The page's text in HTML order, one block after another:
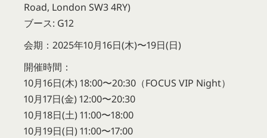
Road, London SW3 4RY)
ブース: G12
会期：2025年10月16日(木)〜19日(日)
開催時間：
10月16日(木) 18:00〜20:30（FOCUS VIP Night）
10月17日(金) 12:00〜20:30
10月18日(土) 11:00〜18:00
10月19日(日) 11:00〜17:00